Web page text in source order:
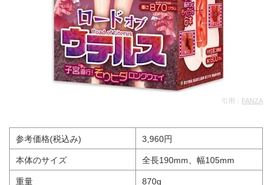
引用： FANZA
参考価格(税込み) 3,960円
本体のサイズ 全長190mm、幅105mm
重量 870g